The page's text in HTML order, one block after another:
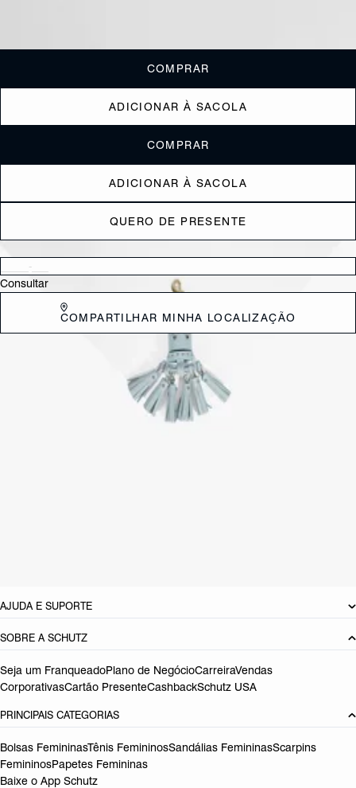
COMPRAR
ADICIONAR À SACOLA
COMPRAR
ADICIONAR À SACOLA
QUERO DE PRESENTE
Consultar
COMPARTILHAR MINHA LOCALIZAÇÃO
Esse bag charm Schutz é aquele toque final que transforma qualquer
bolsa! Com franjas em couro e aplicações de metais, ele combina o
mood fun da jellyfish com um visual sofisticado e trendy da cor rosa
AJUDA E SUPORTE
SOBRE A SCHUTZ
Seja um FranqueadoPlano de NegócioCarreiraVendas
CorporativasCartão PresenteCashbackSchutz USA
PRINCIPAIS CATEGORIAS
Bolsas FemininasTênis FemininosSandálias FemininasScarpins
FemininosPapetes Femininas
Baixe o App Schutz